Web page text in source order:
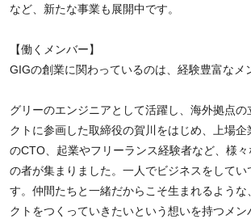
など、新たな事業も展開中です。
【働くメンバー】
GIGの創業に関わっているのは、経験豊富なメ
グリーのエンジニアとして活躍し、海外拠点の
クトに参画した取締役の賀川をはじめ、上場
のCTO、起業やフリーランス経験者など、様
の者が集まりました。一人でビジネスをしてい
す。仲間たちと一緒だからこそ生まれるよう
クトをつくっていきたいという想いを持つメン